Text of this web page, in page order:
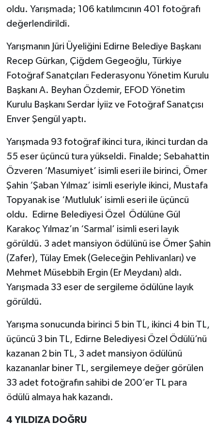
oldu. Yarışmada; 106 katılımcının 401 fotoğrafı
değerlendirildi.
Yarışmanın Jüri Üyeliğini Edirne Belediye Başkanı
Recep Gürkan, Çiğdem Gegeoğlu, Türkiye
Fotoğraf Sanatçıları Federasyonu Yönetim Kurulu
Başkanı A. Beyhan Özdemir, EFOD Yönetim
Kurulu Başkanı Serdar İyiiz ve Fotoğraf Sanatçısı
Enver Şengül yaptı.
Yarışmada 93 fotoğraf ikinci tura, ikinci turdan da
55 eser üçüncü tura yükseldi. Finalde; Sebahattin
Özveren ‘Masumiyet’ isimli eseri ile birinci, Ömer
Şahin ‘Şaban Yılmaz’ isimli eseriyle ikinci, Mustafa
Topyanak ise ‘Mutluluk’ isimli eseri ile üçüncü
oldu. Edirne Belediyesi Özel Ödülüne Gül
Karakoç Yılmaz’ın ‘Sarmal’ isimli eseri layık
görüldü. 3 adet mansiyon ödülünü ise Ömer Şahin
(Zafer), Tülay Emek (Geleceğin Pehlivanları) ve
Mehmet Müsebbih Ergin (Er Meydanı) aldı.
Yarışmada 33 eser de sergileme ödülüne layık
görüldü.
Yarışma sonucunda birinci 5 bin TL, ikinci 4 bin TL,
üçüncü 3 bin TL, Edirne Belediyesi Özel Ödülü’nü
kazanan 2 bin TL, 3 adet mansiyon ödülünü
kazananlar biner TL, sergilemeye değer görülen
33 adet fotoğrafın sahibi de 200’er TL para
ödülü almaya hak kazandı.
4 YILDIZA DOĞRU